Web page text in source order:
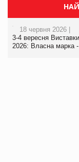
18 червня 2026 |
3-4 вересня
2026: Власна марка